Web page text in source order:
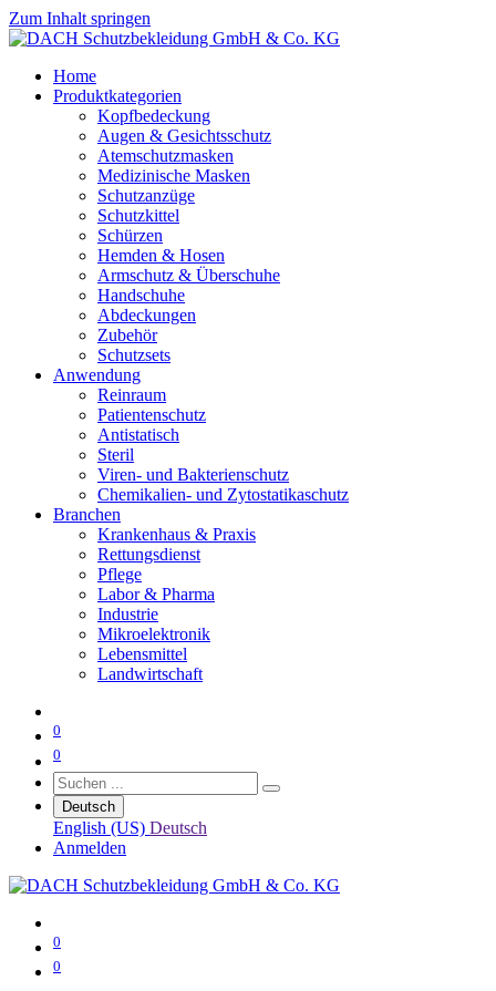
Zum Inhalt springen
Home
Produktkategorien
Kopfbedeckung
Augen & Gesichtsschutz
Atemschutzmasken
Medizinische Masken
Schutzanzüge
Schutzkittel
Schürzen
Hemden & Hosen
Armschutz & Überschuhe
Handschuhe
Abdeckungen
Zubehör
Schutzsets
Anwendung
Reinraum
Patientenschutz
Antistatisch
Steril
Viren- und Bakterienschutz
Chemikalien- und Zytostatikaschutz
Branchen
Krankenhaus & Praxis
Rettungsdienst
Pflege
Labor & Pharma
Industrie
Mikroelektronik
Lebensmittel
Landwirtschaft
0
0
Deutsch
English (US) Deutsch
Anmelden
0
0